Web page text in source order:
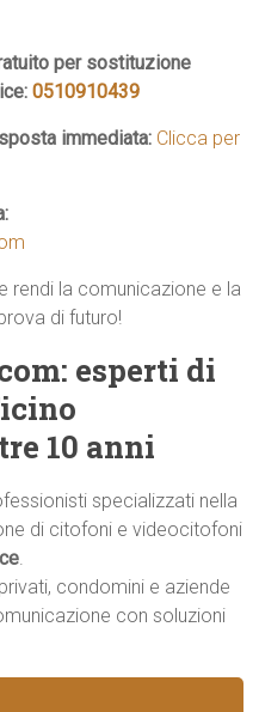
per sostituzione
0510910439
immediata: Clicca per
e rendi la comunicazione e la
di futuro!
esperti di
10 anni
specializzati nella
di citofoni e videocitofoni
.
condomini e aziende
con soluzioni